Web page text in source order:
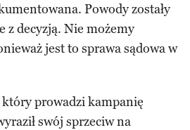
Powody zostały
z decyzją. Nie możemy
jest to sprawa sądowa w
prowadzi kampanię
swój sprzeciw na